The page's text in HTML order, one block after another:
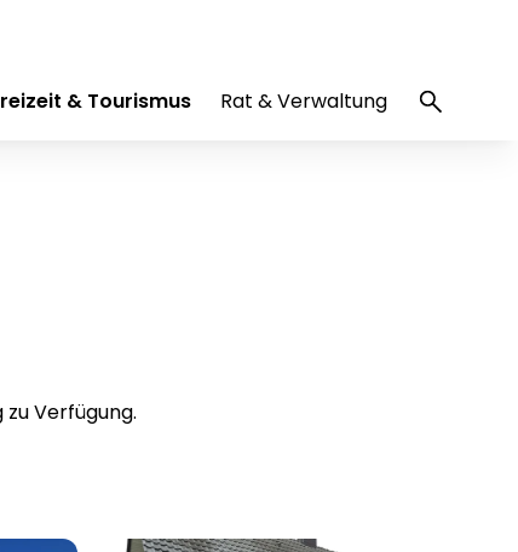
& Tourismus Rat & Verwaltung
Verfügung.